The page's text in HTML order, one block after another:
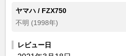
ヤマハ / FZX750
不明 (1998年)
レビュー日